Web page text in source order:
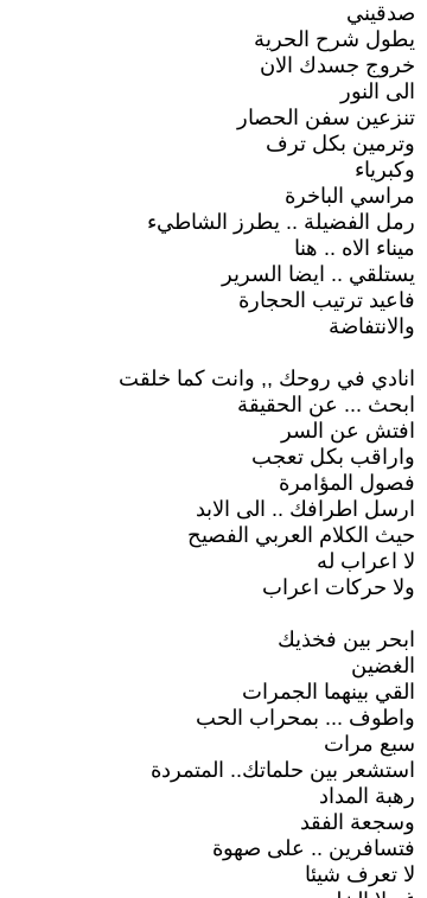
صدقيني
يطول شرح الحرية
خروج جسدك الان
الى النور
تنزعين سفن الحصار
وترمين بكل ترف
وكبرياء
مراسي الباخرة
رمل الفضيلة .. يطرز الشاطيء
ميناء الاه .. هنا
يستلقي .. ايضا السرير
فاعيد ترتيب الحجارة
والانتفاضة
انادي في روحك ,, وانت كما خلقت
ابحث ... عن الحقيقة
افتش عن السر
واراقب بكل تعجب
فصول المؤامرة
ارسل اطرافك .. الى الابد
حيث الكلام العربي الفصيح
لا اعراب له
ولا حركات اعراب
ابحر بين فخذيك
الغضين
القي بينهما الجمرات
واطوف ... بمحراب الحب
سبع مرات
استشعر بين حلماتك.. المتمردة
رهبة المداد
وسجعة الفقد
فتسافرين .. على صهوة
لا تعرف شيئا